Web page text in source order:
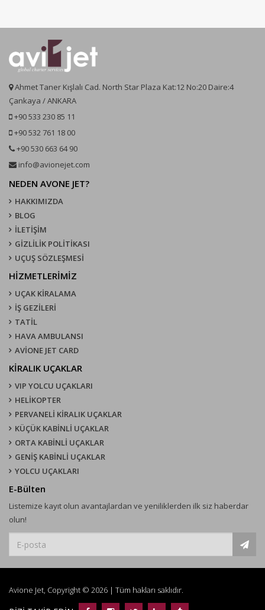
Ahmet Taner Kışlalı Cad. North Star Plaza Kat:12 No:20 Daire:4
Çankaya / ANKARA
+90 533 230 85 11
+90 532 761 18 00
+90 530 663 64 90
info@avionejet.com
NEDEN AVONE JET?
HAKKIMIZDA
BLOG
İLETİŞİM
GİZLİLİK POLİTİKASI
UÇUŞ SÖZLEŞMESI
HİZMETLERİMİZ
UÇAK KIRALAMA
İŞ GEZİLERİ
TATİL
HAVA AMBULANSI
AVİONE JET CARD
KIRALIK UÇAKLAR
VIP YOLCU UÇAKLARI
HELİKOPTER
PERVANELİ KİRALIK UÇAKLAR
KÜÇÜK KABİNLİ UÇAKLAR
ORTA KABİNLİ UÇAKLAR
GENİŞ KABİNLİ UÇAKLAR
YOLCU UÇAKLARI
E-Bülten
Listemize kayıt olun avantajlardan ve yeniliklerden ilk siz haberdar
olun!
Avione Jet, Copyright © 2026 | Tüm hakları saklıdır.